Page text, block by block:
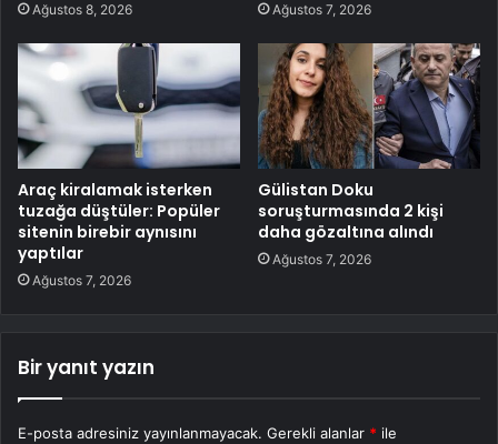
Ağustos 8, 2026 Ağustos 7, 2026
Araç kiralamak isterken
tuzağa düştüler: Popüler
sitenin birebir aynısını
yaptılar
Ağustos 7, 2026
Gülistan Doku
soruşturmasında 2 kişi
daha gözaltına alındı
Ağustos 7, 2026
Bir yanıt yazın
E-posta adresiniz yayınlanmayacak. Gerekli alanlar * ile